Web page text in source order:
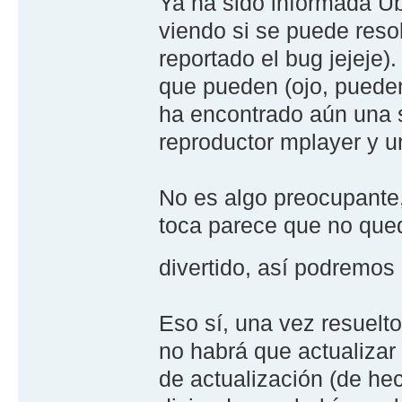
viendo si se puede
reportado el bug
que pueden (ojo,
ha encontrado aún
reproductor mplayer y
No es algo
toca parece que no
divertido, así
Eso sí, una vez
no habrá que
de actualización (de